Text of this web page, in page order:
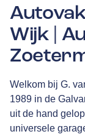
Wijk |
Welkom bij G.
1989 in de
uit de hand
universele